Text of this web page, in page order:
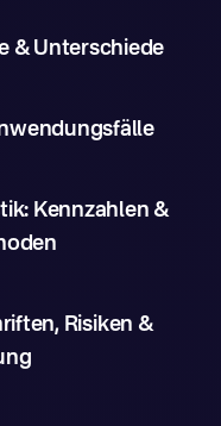
& Unterschiede
Kennzahlen &
Risiken &